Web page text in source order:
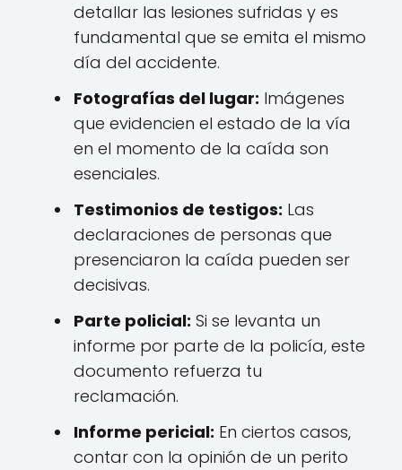
detallar las lesiones sufridas y es
fundamental que se emita el mismo
día del accidente.
Fotografías del lugar: Imágenes
que evidencien el estado de la vía
en el momento de la caída son
esenciales.
Testimonios de testigos: Las
declaraciones de personas que
presenciaron la caída pueden ser
decisivas.
Parte policial: Si se levanta un
informe por parte de la policía, este
documento refuerza tu
reclamación.
Informe pericial: En ciertos casos,
contar con la opinión de un perito